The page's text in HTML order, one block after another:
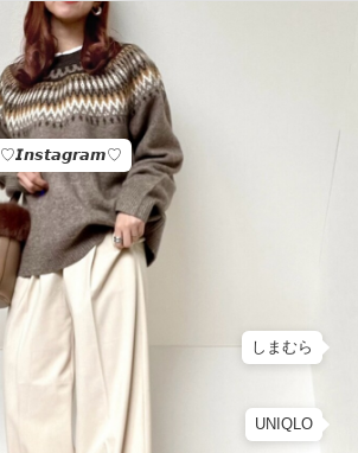
しまむら
UNIQLO
♡𝙄𝙣𝙨𝙩𝙖𝙜𝙧𝙖𝙢♡